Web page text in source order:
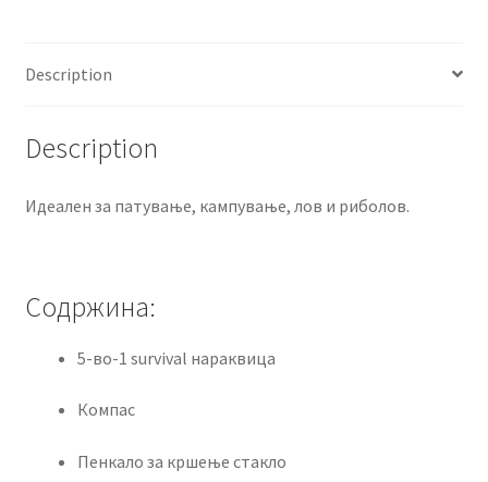
Description
Description
Идеален за патување, кампување, лов и риболов.
Содржина:
5-во-1 survival нараквица
Компас
Пенкало за кршење стакло